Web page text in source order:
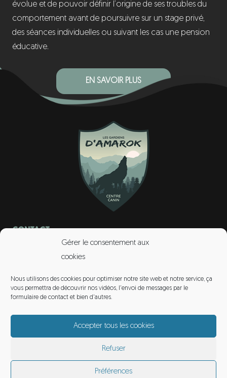
Gérer le consentement aux
cookies
Nous utilisons des cookies pour optimiser notre site web et notre service, ça
vous permettra de découvrir nos vidéos, l'envoi de messages par le
formulaire de contact et bien d'autres.
Accepter tous les cookies
Refuser
Préférences
évolue et de pouvoir définir l’origine de ses troubles du
comportement avant de poursuivre sur un stage privé,
des séances individuelles ou suivant les cas une pension
éducative.
EN SAVOIR PLUS
CONTACT
Contactez-nous !
INFORMATIONS
contact@gardiens-amarok.fr